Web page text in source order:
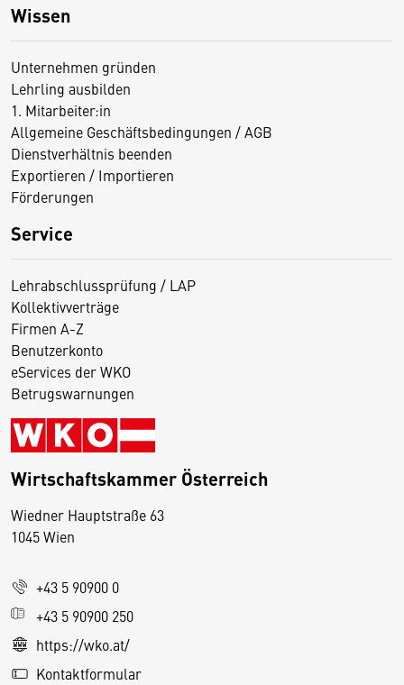
Wissen
Unternehmen gründen
Lehrling ausbilden
1. Mitarbeiter:in
Allgemeine Geschäftsbedingungen / AGB
Dienstverhältnis beenden
Exportieren / Importieren
Förderungen
Service
Lehrabschlussprüfung / LAP
Kollektivverträge
Firmen A-Z
Benutzerkonto
eServices der WKO
Betrugswarnungen
Wirtschaftskammer Österreich
Wiedner Hauptstraße 63
1045 Wien
+43 5 90900 0
+43 5 90900 250
https://wko.at/
Kontaktformular
D
s
e
S
e